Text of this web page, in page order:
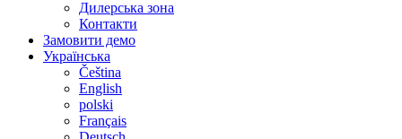
Дилерська зона
Контакти
Замовити демо
Українська
Čeština
English
polski
Français